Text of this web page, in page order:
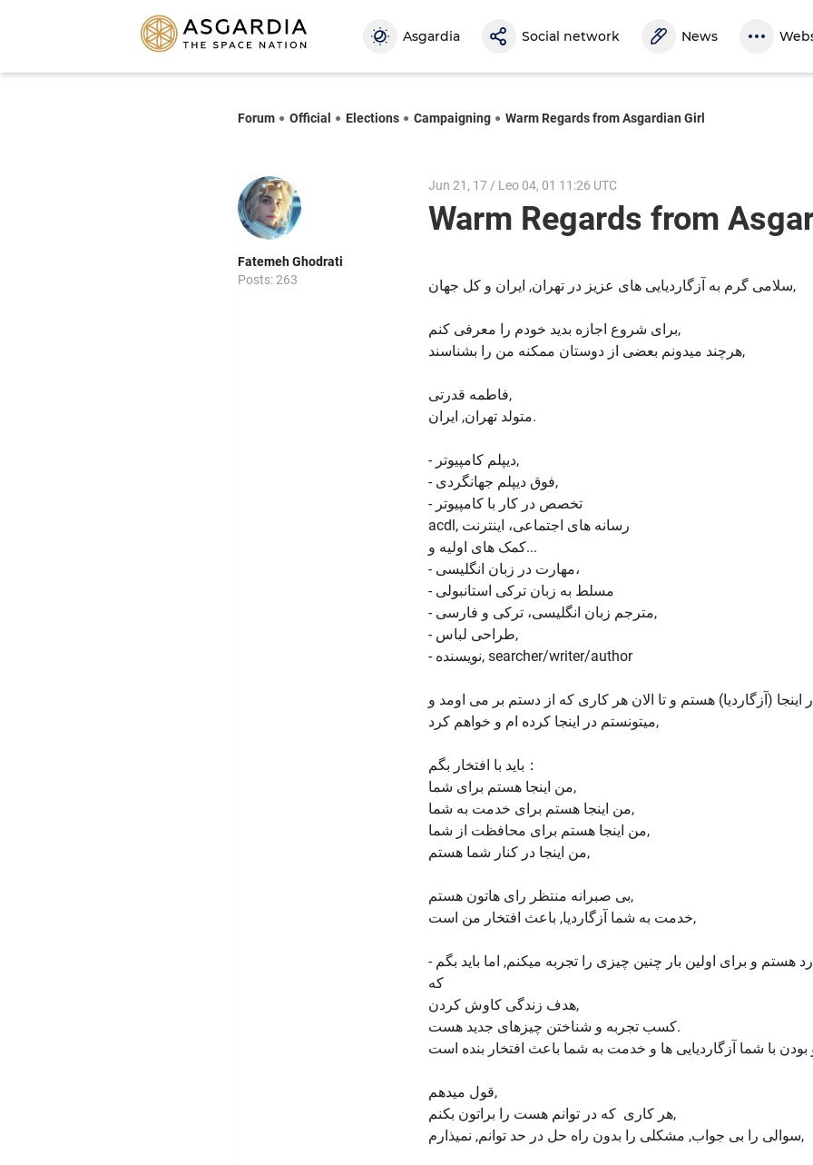
Asgardia Social network News
Forum Official Elections Campaigning Warm Regards from Asgardian Girl
Fatemeh Ghodrati
Posts: 263
Jun 21, 17 / Leo 04, 01 11:26 UTC
Warm Regards from
سلامی گرم به آزگاردیایی های عزیز در تهران, ایران و کل جهان,
برای شروع اجازه بدید خودم را معرفی کنم,
هرچند میدونم بعضی از دوستان ممکنه من را بشناسند,
فاطمه قدرتی,
متولد تهران, ایران.
- دیپلم کامپیوتر,
- فوق دیپلم جهانگردی,
- تخصص در کار با کامپیوتر
acdl, رسانه های اجتماعی، اینترنت
کمک های اولیه و...
- مهارت در زبان انگلیسی،
- مسلط به زبان ترکی استانبولی
- مترجم زبان انگلیسی، ترکی و فارسی,
- طراحی لباس,
- نویسنده, searcher/writer/author
ماه اکتبر 2016 در اینجا (آزگاردیا) هستم و تا الان هر کاری که از دستم بر می اومد و
میتونستم در اینجا کرده ام و خواهم کرد,
باید با افتخار بگم：
من اینجا هستم برای شما,
من اینجا هستم برای خدمت به شما,
من اینجا هستم برای محافظت از شما,
من اینجا در کنار شما هستم,
بی صبرانه منتظر رای هاتون هستم,
خدمت به شما آزگاردیا, باعث افتخار من است,
- باید بگم که کاندیدای تازه وارد هستم و برای اولین بار چنین چیزی را تجربه میکنم, اما باید بگم
که
هدف زندگی کاوش کردن,
کسب تجربه و شناختن چیزهای جدید هست.
قول میدهم,
هر کاری که در توانم هست را براتون بکنم,
سوالی را بی جواب, مشکلی را بدون راه حل در حد توانم, نمیذارم,